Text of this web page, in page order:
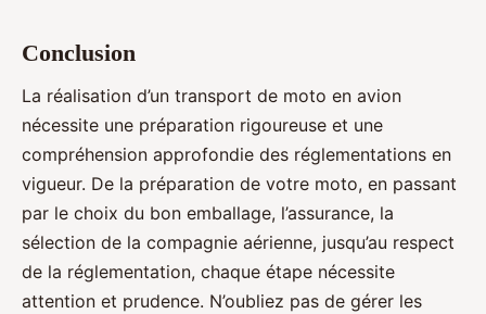
Conclusion
La réalisation d’un transport de moto en avion
nécessite une préparation rigoureuse et une
compréhension approfondie des réglementations en
vigueur. De la préparation de votre moto, en passant
par le choix du bon emballage, l’assurance, la
sélection de la compagnie aérienne, jusqu’au respect
de la réglementation, chaque étape nécessite
attention et prudence. N’oubliez pas de gérer les